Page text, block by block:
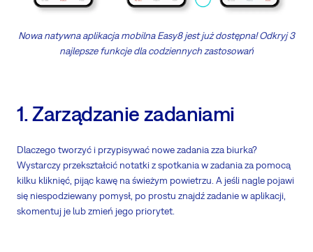
Nowa natywna aplikacja mobilna Easy8 jest już dostępna! Odkryj 3
najlepsze funkcje dla codziennych zastosowań
1. Zarządzanie zadaniami
Dlaczego tworzyć i przypisywać nowe zadania zza biurka?
Wystarczy przekształcić notatki z spotkania w zadania za pomocą
kilku kliknięć, pijąc kawę na świeżym powietrzu. A jeśli nagle pojawi
się niespodziewany pomysł, po prostu znajdź zadanie w aplikacji,
skomentuj je lub zmień jego priorytet.